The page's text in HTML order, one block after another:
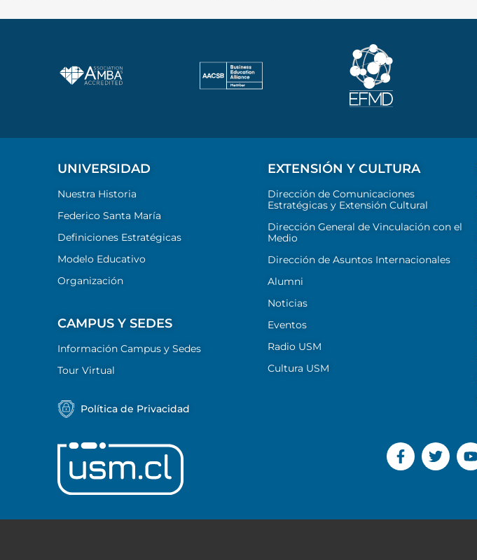
UNIVERSIDAD
Nuestra Historia
Federico Santa María
Definiciones Estratégicas
Modelo Educativo
Organización
CAMPUS Y SEDES
Información Campus y Sedes
Tour Virtual
Política de Privacidad
EXTENSIÓN Y CULTURA
Dirección de Comunicaciones
Estratégicas y Extensión Cultural
Dirección General de Vinculación con el
Medio
Dirección de Asuntos Internacionales
Alumni
Noticias
Eventos
Radio USM
Cultura USM